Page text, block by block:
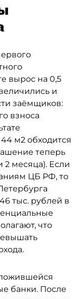
вырос на 0,5
и
заёмщиков:
взноса
м2 обходится
теперь
2 месяца). Если
ЦБ РФ, то
тыс. рублей в
что
банки. После